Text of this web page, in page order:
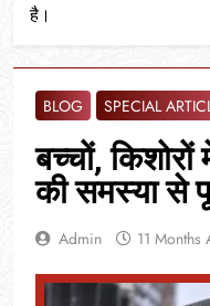
है।
BLOG SPECIAL
बच्चों,
की समस्या से
Admin 11 Months